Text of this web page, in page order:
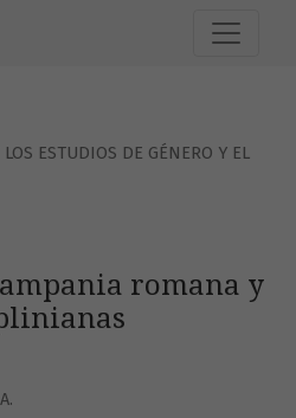
LOS ESTUDIOS DE GÉNERO Y EL
romana y